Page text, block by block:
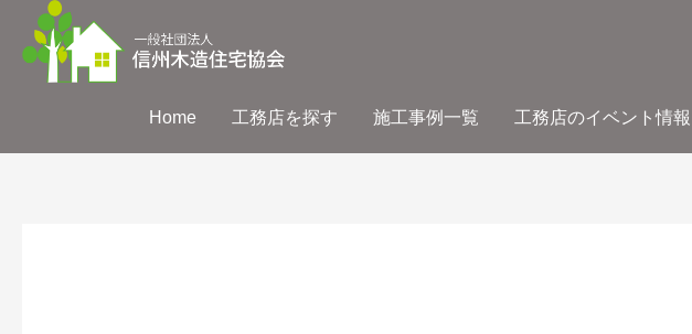
Home 工務店を探す 施工事例一覧 工務店のイベント情報